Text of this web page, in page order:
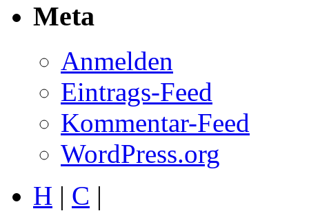
Meta
Anmelden
Eintrags-Feed
Kommentar-Feed
WordPress.org
H | C |